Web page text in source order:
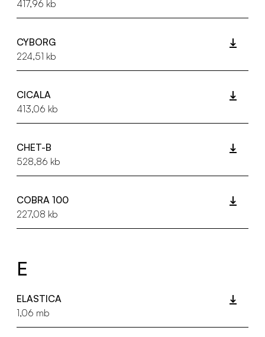
417,96 kb
CYBORG
224,51 kb
CICALA
413,06 kb
CHET-B
528,86 kb
COBRA 100
227,08 kb
E
ELASTICA
1,06 mb